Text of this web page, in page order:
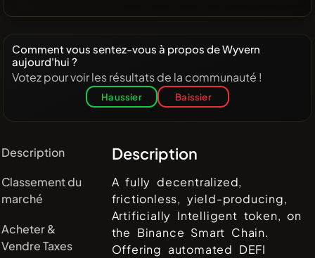
Comment vous sentez-vous à propos de Wyvern
aujourd'hui ?
Votez pour voir les résultats de la communauté !
Haussier Baissier
Description
Classement du
marché
Acheter &
Vendre Taxes
Description
A fully decentralized,
frictionless, yield-producing,
Artificially Intelligent token, on
the Binance Smart Chain.
Offering automated DEFI